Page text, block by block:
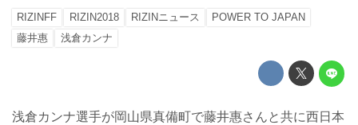
RIZINFF RIZIN2018 RIZINニュース
POWER TO JAPAN
藤井惠
浅倉カンナ
浅倉カンナ選手が岡山県真備町で藤井惠さんと共に西日本